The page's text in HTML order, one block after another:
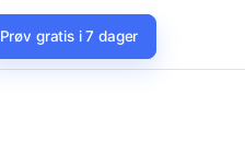
Prøv gratis i 7 dager